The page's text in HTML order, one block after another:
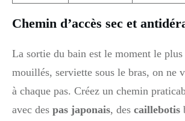
Chemin d’accès sec et
La sortie du bain est le moment le
mouillés, serviette sous le bras, on ne
à chaque pas. Créez un chemin
avec des pas japonais, des caillebotis